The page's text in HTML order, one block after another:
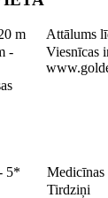
m
Attālums
-
Viesnīcas
5*
Medicīnas
Tirdziņi